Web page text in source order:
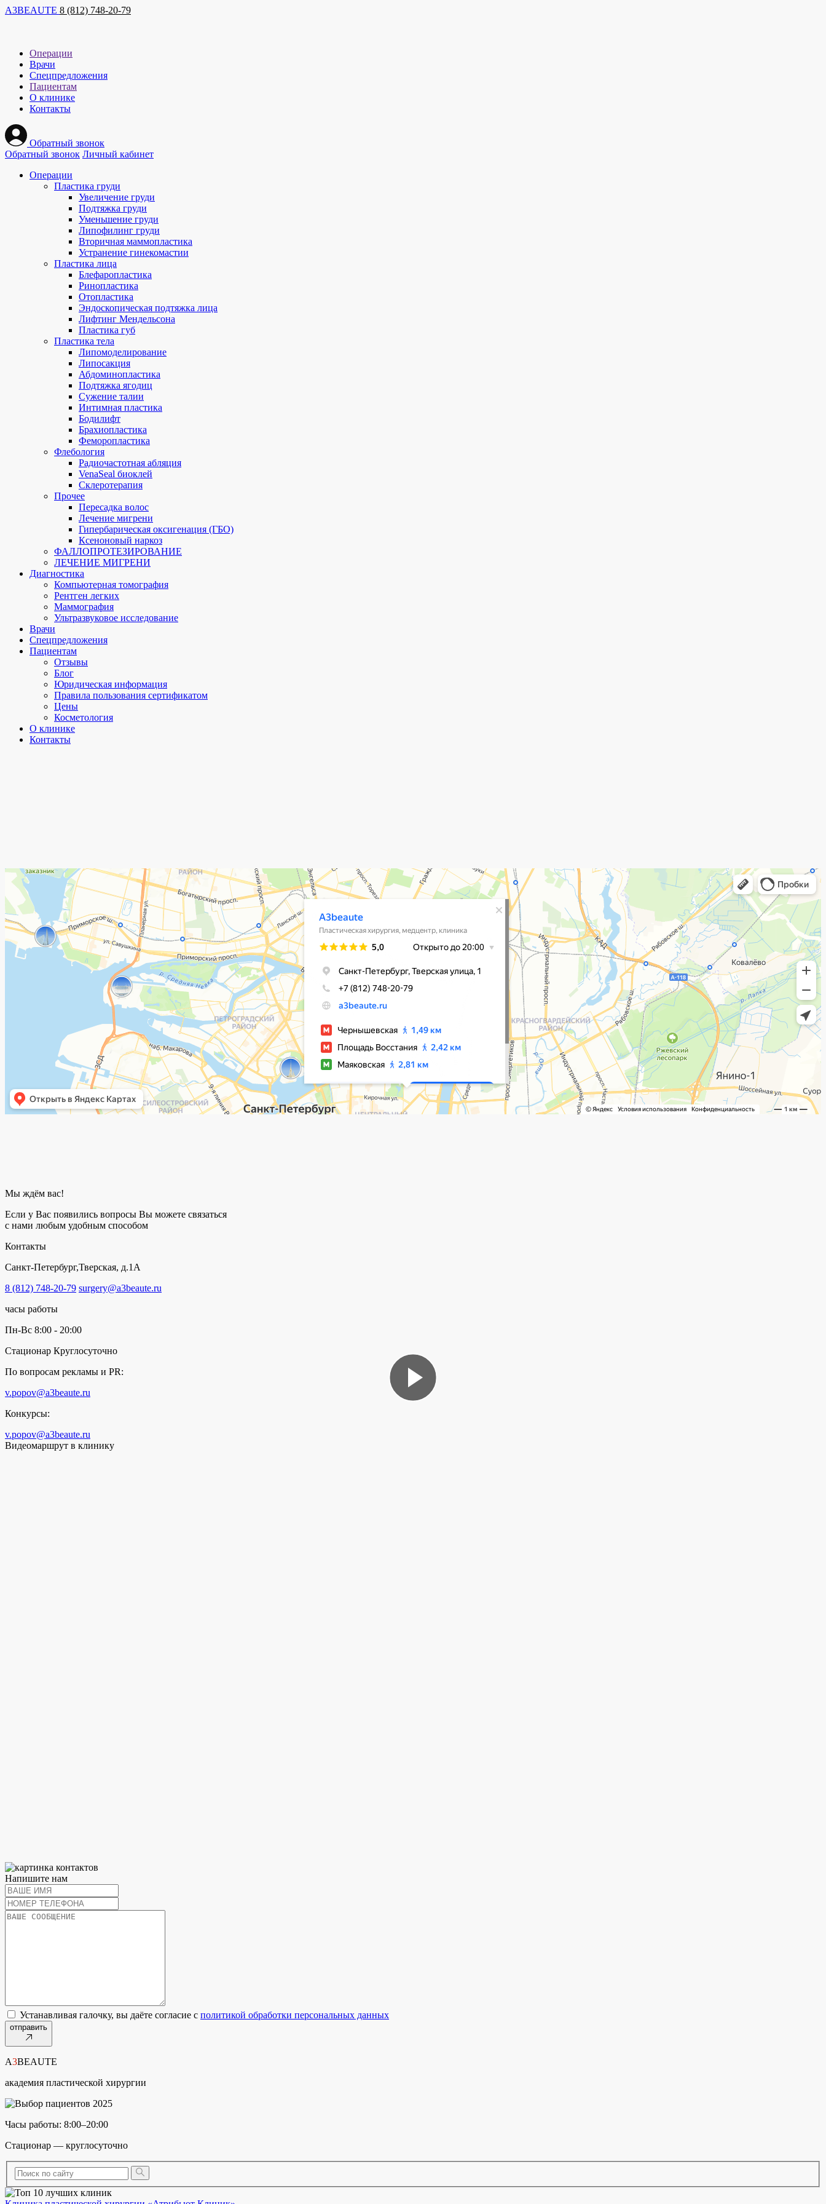
A3BEAUTE 8 (812) 748-20-79
Операции
Врачи
Спецпредложения
Пациентам
О клинике
Контакты
Обратный звонок
Обратный звонок Личный кабинет
Операции
Пластика груди
Увеличение груди
Подтяжка груди
Уменьшение груди
Липофилинг груди
Вторичная маммопластика
Устранение гинекомастии
Пластика лица
Блефаропластика
Ринопластика
Отопластика
Эндоскопическая подтяжка лица
Лифтинг Мендельсона
Пластика губ
Пластика тела
Липомоделирование
Липосакция
Абдоминопластика
Подтяжка ягодиц
Сужение талии
Интимная пластика
Бодилифт
Брахиопластика
Феморопластика
Флебология
Радиочастотная абляция
VenaSeal биоклей
Склеротерапия
Прочее
Пересадка волос
Лечение мигрени
Гипербарическая оксигенация (ГБО)
Ксеноновый наркоз
ФАЛЛОПРОТЕЗИРОВАНИЕ
ЛЕЧЕНИЕ МИГРЕНИ
Диагностика
Компьютерная томография
Рентген легких
Маммография
Ультразвуковое исследование
Врачи
Спецпредложения
Пациентам
Отзывы
Блог
Юридическая информация
Правила пользования сертификатом
Цены
Косметология
О клинике
Контакты
Мы ждём вас!
Если у Вас появились вопросы Вы можете связаться
с нами любым удобным способом
Контакты
Санкт-Петербург,Тверская, д.1А
8 (812) 748-20-79 surgery@a3beaute.ru
часы работы
Пн-Вс 8:00 - 20:00
Стационар Круглосуточно
По вопросам рекламы и PR:
v.popov@a3beaute.ru
Конкурсы:
v.popov@a3beaute.ru
Видеомаршрут в клинику
Напишите нам
Устанавливая галочку, вы даёте согласие с политикой обработки персональных данных
отправить
A3BEAUTE
академия пластической хирургии
Часы работы: 8:00–20:00
Стационар — круглосуточно